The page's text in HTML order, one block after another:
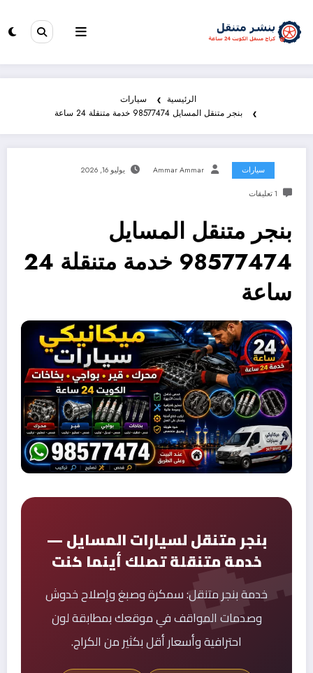
الرئيسية
سيارات
بنجر متنقل المسايل 98577474 خدمة متنقلة 24 ساعة
سيارات Ammar Ammar يوليو 16, 2026
1 تعليقات
بنجر متنقل المسايل
98577474 خدمة متنقلة 24
ساعة
بنجر متنقل لسيارات المسايل —
خدمة متنقلة تصلك أينما كنت
خدمة بنجر متنقل: سمكرة وصبغ وإصلاح خدوش
وصدمات المواقف في موقعك بمطابقة لون
احترافية وأسعار أقل بكثير من الكراج.